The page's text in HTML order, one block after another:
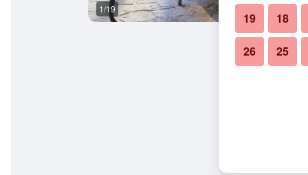
1/19
18
19
25
26